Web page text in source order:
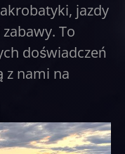
jazdy
To
doświadczeń
z nami na